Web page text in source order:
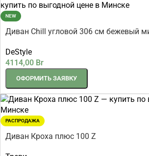
NEW
Диван Chill угловой 306 см бежевый
DeStyle
4114,00 Br
ОФОРМИТЬ ЗАЯВКУ
РАСПРОДАЖА
Диван Кроха плюс 100 Z